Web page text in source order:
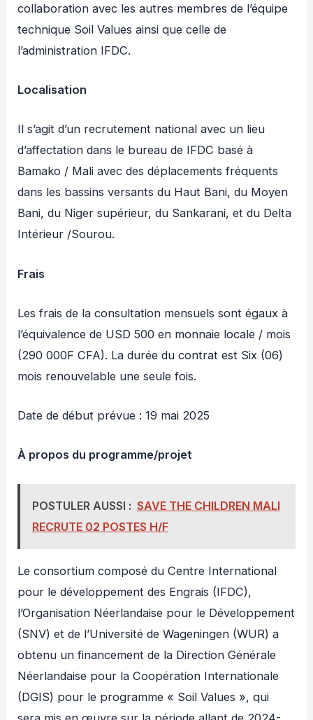
collaboration avec les autres membres de l’équipe
technique Soil Values ainsi que celle de
l’administration IFDC.
Localisation
Il s’agit d’un recrutement national avec un lieu
d’affectation dans le bureau de IFDC basé à
Bamako / Mali avec des déplacements fréquents
dans les bassins versants du Haut Bani, du Moyen
Bani, du Niger supérieur, du Sankarani, et du Delta
Intérieur /Sourou.
Frais
Les frais de la consultation mensuels sont égaux à
l’équivalence de USD 500 en monnaie locale / mois
(290 000F CFA). La durée du contrat est Six (06)
mois renouvelable une seule fois.
Date de début prévue : 19 mai 2025
À propos du programme/projet
POSTULER AUSSI : SAVE THE CHILDREN MALI
RECRUTE 02 POSTES H/F
Le consortium composé du Centre International
pour le développement des Engrais (IFDC),
l’Organisation Néerlandaise pour le Développement
(SNV) et de l’Université de Wageningen (WUR) a
obtenu un financement de la Direction Générale
Néerlandaise pour la Coopération Internationale
(DGIS) pour le programme « Soil Values », qui